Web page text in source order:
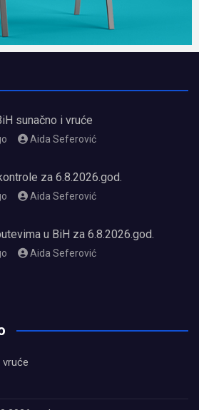
sunačno i vruće
Aida Seferović
za 6.8.2026.god.
Aida Seferović
u BiH za 6.8.2026.god.
Aida Seferović
vruće